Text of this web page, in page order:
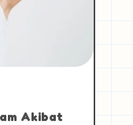
Akibat